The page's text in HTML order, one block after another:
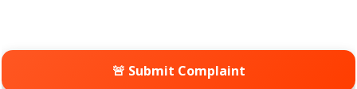
🚨 Submit Complaint